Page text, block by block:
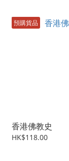
預購貨品
香港佛教史
HK$118.00